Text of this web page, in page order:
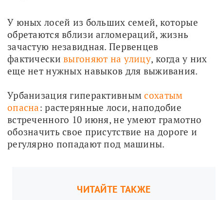
У юных лосей из больших семей, которые
обретаются вблизи агломераций, жизнь
зачастую незавидная. Первенцев
фактически выгоняют на улицу, когда у них
еще нет нужных навыков для выживания.
Урбанизация гиперактивным сохатым
опасна : растерянные лоси, наподобие
встреченного 10 июня, не умеют грамотно
обозначить свое присутствие на дороге и
регулярно попадают под машины.
ЧИТАЙТЕ ТАКЖЕ